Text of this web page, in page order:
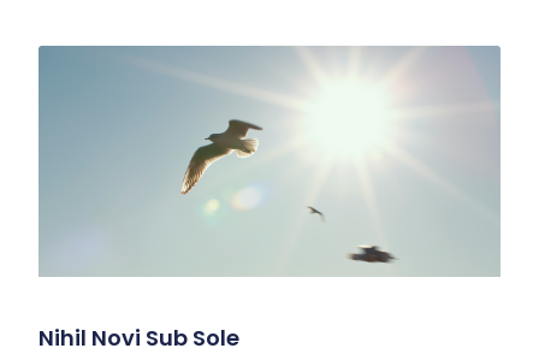
Nihil Novi Sub Sole